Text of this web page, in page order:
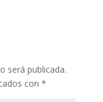
será publicada.
con *